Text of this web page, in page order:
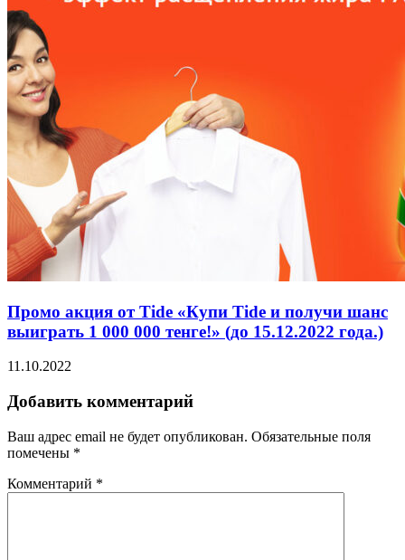
Промо акция от Tide «Купи Tide и получи шанс
выиграть 1 000 000 тенге!» (до 15.12.2022 года.)
11.10.2022
Добавить комментарий
Ваш адрес email не будет опубликован. Обязательные поля
помечены *
Комментарий *